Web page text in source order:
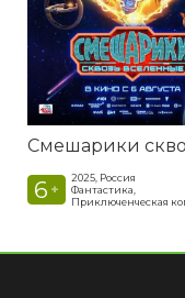
6 +
2025, Россия
Фантастика,
Приключенческая